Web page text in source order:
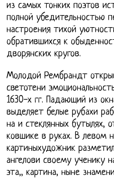
из самых тонких поэтов
полной убедительностью
настроения тихой
обратившихся к
дворянских кругов.
Молодой Рембрандт
светотени
1630-х гг. Падающий из
выделяет белые рубахи
на и стеклянных бутылях,
ковшике в руках. В левом
картиныхудожник
ангелови своему ученику
эта,, картина, ныне